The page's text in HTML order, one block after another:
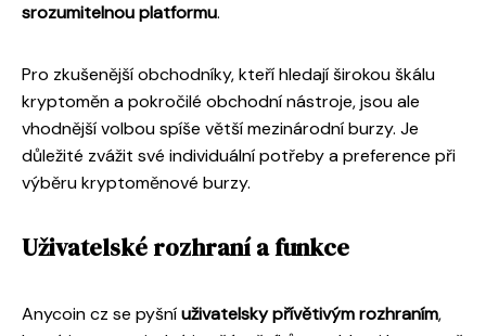
srozumitelnou platformu.
Pro zkušenější obchodníky, kteří hledají širokou škálu
kryptoměn a pokročilé obchodní nástroje, jsou ale
vhodnější volbou spíše větší mezinárodní burzy. Je
důležité zvážit své individuální potřeby a preference při
výběru kryptoměnové burzy.
Uživatelské rozhraní a funkce
Anycoin cz se pyšníuživatelsky přívětivým rozhraním,